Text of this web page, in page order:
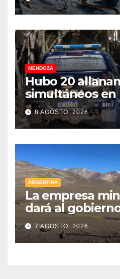
Libertadores:
millonarias
MENDOZA
Hubo 20
simultáneos en
frontera de
Godoy Cruz
8 AGOSTO, 2026
ARGENTINA
La empresa
dará al
U$D 250
aporte
reembolsable
7 AGOSTO, 2026